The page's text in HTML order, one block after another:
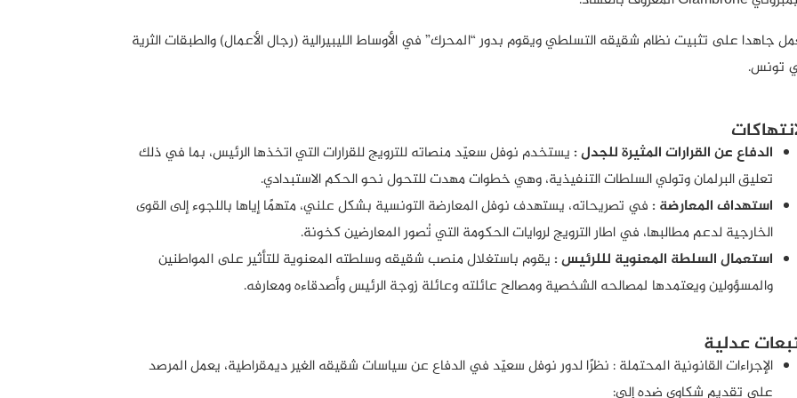
جاهدا على تثبيت نظام شقيقه التسلطي ويقوم بدور “المحرك” في الأوساط الليبيرالية (رجال الأعمال) والطبقات الثرية
تونس.
الدفاع عن القرارات المثيرة للجدل :يستخدم نوفل سعيّد منصاته للترويج للقرارات التي اتخذها الرئيس، بما في ذلك
تعليق البرلمان وتولي السلطات التنفيذية، وهي خطوات مهدت للتحول نحو الحكم الاستبدادي.
استهداف المعارضة :في تصريحاته، يستهدف نوفل المعارضة التونسية بشكل علني، متهمًا إياها باللجوء إلى القوى
الخارجية لدعم مطالبها، في اطار الترويج لروايات الحكومة التي تُصور المعارضين كخونة​.
استعمال السلطة المعنوية لللرئيس :يقوم باستغلال منصب شقيقه وسلطته المعنوية للتأثير على المواطنين
والمسؤولين ويعتمدها لمصالحه الشخصية ومصالح عائلته وعائلة زوجة الرئيس وأصدقاءه ومعارفه.
عدلية
الإجراءات القانونية المحتملة : نظرًا لدور نوفل سعيّد في الدفاع عن سياسات شقيقه الغير ديمقراطية، يعمل المرصد
على تقديم شكاوى ضده إلى: